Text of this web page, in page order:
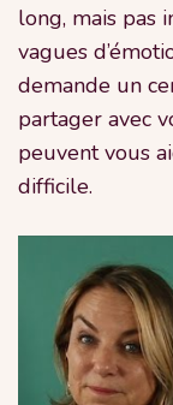
long, mais pas
vagues
demande un
partager avec
peuvent vous
difficile.